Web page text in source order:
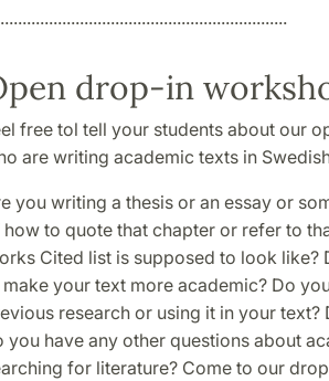
drop-in
free tol tell your students about our
are writing academic texts in
you writing a thesis or an essay or
to quote that chapter or refer to
Cited list is supposed to look like?
your text more academic? Do
research or using it in your text?
you have any other questions about
for literature? Come to our